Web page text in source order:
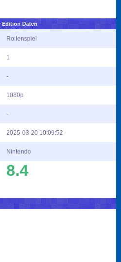
Edition Daten
Rollenspiel
1
-
1080p
-
2025-03-20 10:09:52
Nintendo
8.4